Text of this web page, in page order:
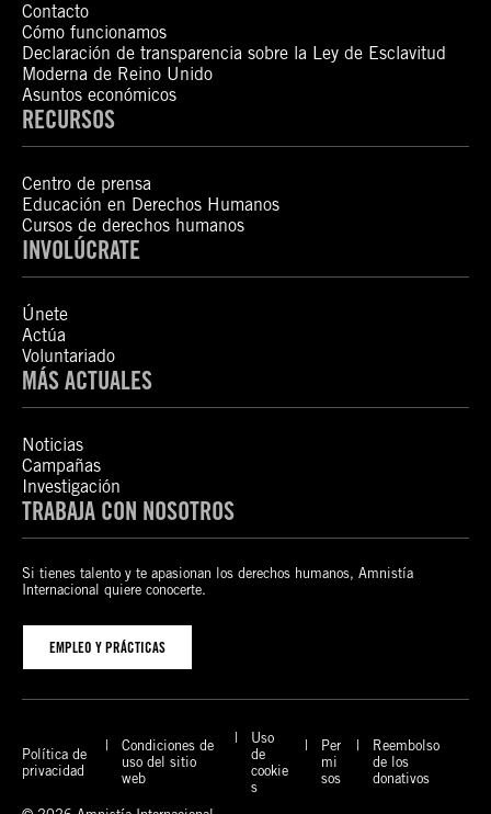
Contacto
Cómo funcionamos
Declaración de transparencia sobre la Ley de Esclavitud
Moderna de Reino Unido
Asuntos económicos
RECURSOS
Centro de prensa
Educación en Derechos Humanos
Cursos de derechos humanos
INVOLÚCRATE
Únete
Actúa
Voluntariado
MÁS ACTUALES
Noticias
Campañas
Investigación
TRABAJA CON NOSOTROS
Si tienes talento y te apasionan los derechos humanos, Amnistía
Internacional quiere conocerte.
EMPLEO Y PRÁCTICAS
Política de
privacidad
Condiciones de
uso del sitio
web
Uso
de
cookie
s
Per
mi
sos
Reembolso
de los
donativos